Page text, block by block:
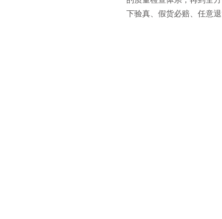
下验真、假货必赔、任意